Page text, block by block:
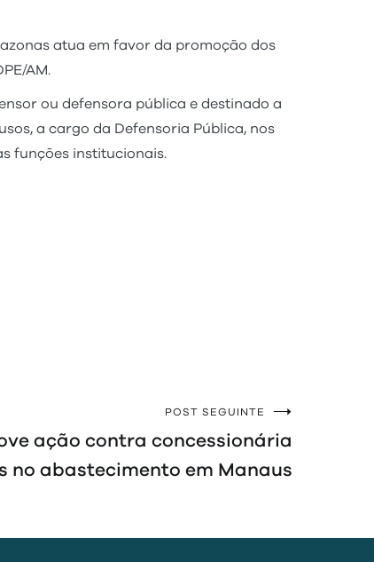
atua em favor da promoção dos
AM.
ou defensora pública e destinado a
a cargo da Defensoria Pública, nos
funções institucionais.
POST SEGUINTE
ação contra concessionária
no abastecimento em Manaus